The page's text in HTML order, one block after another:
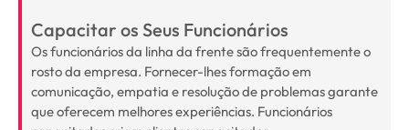
Capacitar os Seus Funcionários
Os funcionários da linha da frente são frequentemente o
rosto da empresa. Fornecer-lhes formação em
comunicação, empatia e resolução de problemas garante
que oferecem melhores experiências. Funcionários